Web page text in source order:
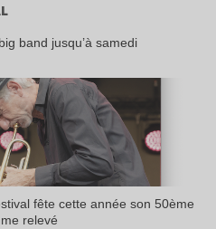
band jusqu’à samedi
fête cette année son 50ème
relevé